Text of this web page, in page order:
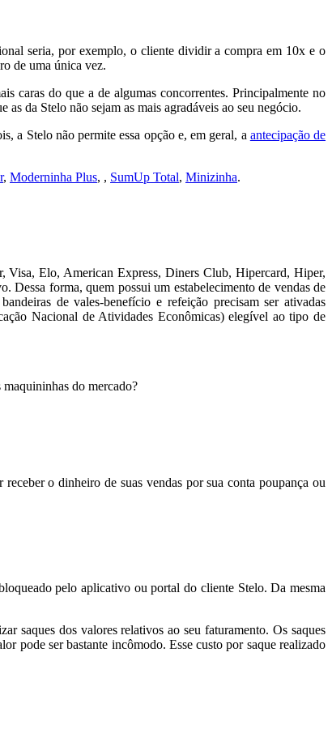
seria, por exemplo, o cliente dividir a compra em 10x e o
de uma única vez.
caras do que a de algumas concorrentes. Principalmente no
da Stelo não sejam as mais agradáveis ao seu negócio.
a Stelo não permite essa opção e, em geral, a antecipação de
, Moderninha Plus, , SumUp Total, Minizinha.
Visa, Elo, American Express, Diners Club, Hipercard, Hiper,
Dessa forma, quem possui um estabelecimento de vendas de
de vales-benefício e refeição precisam ser ativadas
Nacional de Atividades Econômicas) elegível ao tipo de
do mercado?
o dinheiro de suas vendas por sua conta poupança ou
pelo aplicativo ou portal do cliente Stelo. Da mesma
saques dos valores relativos ao seu faturamento. Os saques
pode ser bastante incômodo. Esse custo por saque realizado